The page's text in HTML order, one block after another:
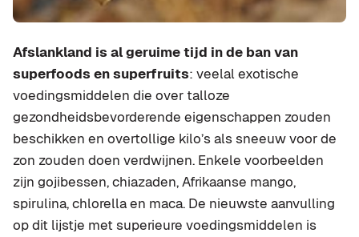
Afslankland is al geruime tijd in de ban van
superfoods en superfruits: veelal exotische
voedingsmiddelen die over talloze
gezondheidsbevorderende eigenschappen zouden
beschikken en overtollige kilo’s als sneeuw voor de
zon zouden doen verdwijnen. Enkele voorbeelden
zijn gojibessen, chiazaden, Afrikaanse mango,
spirulina, chlorella en maca. De nieuwste aanvulling
op dit lijstje met superieure voedingsmiddelen is